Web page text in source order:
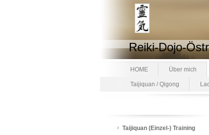
Reiki-Dojo-
HOME Über mich
Taijiquan / Qigong
Taijiquan (Einzel-) Training